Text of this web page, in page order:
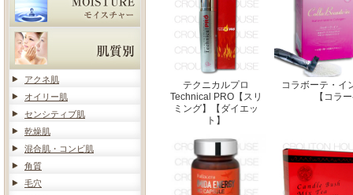
アクネ肌
オイリー肌
センシティブ肌
乾燥肌
混合肌・コンビ肌
角質
毛穴
テクニカルプロ
Technical PRO【スリ
ミング】【ダイエッ
ト】
コラボーテ・イ
【コラ